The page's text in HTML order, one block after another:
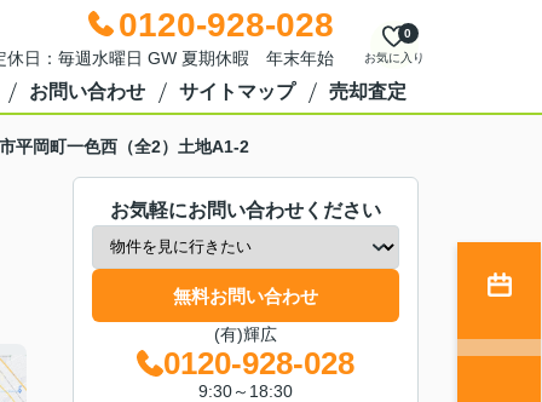
0120-928-028
日：毎週水曜日 GW 夏期休暇 年末年始 お気に入り
0
お問い合わせ サイトマップ 売却査定
平岡町一色西（全2）土地A1-2
お気軽にお問い合わせください
無料お問い合わせ
(有)輝広
0120-928-028
9:30～18:30